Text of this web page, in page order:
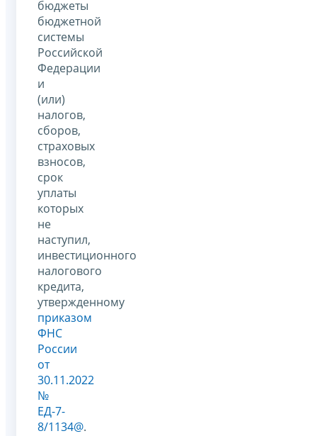
бюджеты
бюджетной
системы
Российской
Федерации
и
(или)
налогов,
сборов,
страховых
взносов,
срок
уплаты
которых
не
наступил,
инвестиционного
налогового
кредита,
утвержденному
приказом
ФНС
России
от
30.11.2022
№
ЕД-7-
8/1134@.